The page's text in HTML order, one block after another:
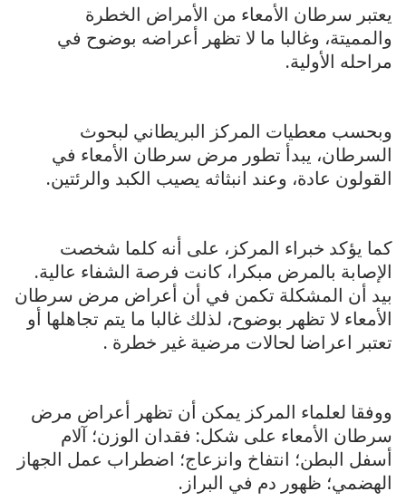
يعتبر سرطان الأمعاء من الأمراض الخطرة
والمميتة، وغالبا ما لا تظهر أعراضه بوضوح في
مراحله الأولية.
وبحسب معطيات المركز البريطاني لبحوث
السرطان، يبدأ تطور مرض سرطان الأمعاء في
القولون عادة، وعند انبثاثه يصيب الكبد والرئتين.
كما يؤكد خبراء المركز، على أنه كلما شخصت
الإصابة بالمرض مبكرا، كانت فرصة الشفاء عالية.
بيد أن المشكلة تكمن في أن أعراض مرض سرطان
الأمعاء لا تظهر بوضوح، لذلك غالبا ما يتم تجاهلها أو
تعتبر اعراضا لحالات مرضية غير خطرة .
ووفقا لعلماء المركز يمكن أن تظهر أعراض مرض
سرطان الأمعاء على شكل: فقدان الوزن؛ آلام
أسفل البطن؛ انتفاخ وانزعاج؛ اضطراب عمل الجهاز
الهضمي؛ ظهور دم في البراز.